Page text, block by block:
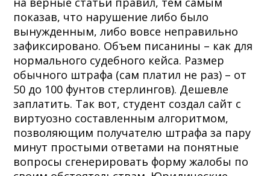
показав, что нарушение либо было
вынужденным, либо вовсе неправильно
зафиксировано. Объем писанины – как для
нормального судебного кейса. Размер
обычного штрафа (сам платил не раз) – от
50 до 100 фунтов стерлингов). Дешевле
заплатить. Так вот, студент создал сайт с
виртуозно составленным алгоритмом,
позволяющим получателю штрафа за пару
минут простыми ответами на понятные
вопросы сгенерировать форму жалобы по